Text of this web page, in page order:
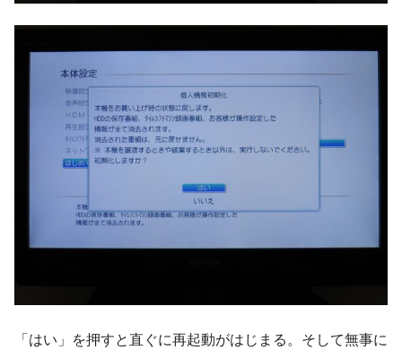
「はい」を押すと直ぐに再起動がはじまる。そして無事に